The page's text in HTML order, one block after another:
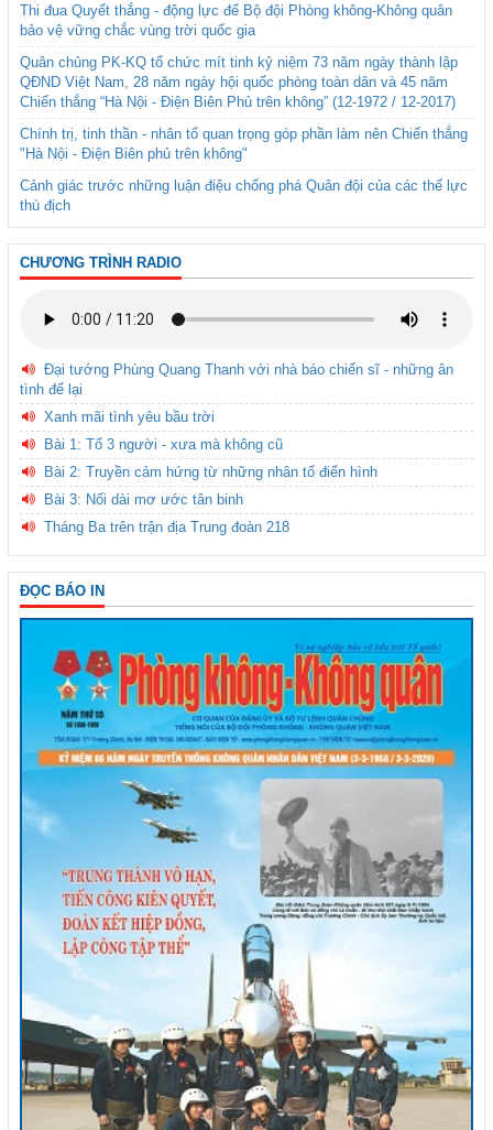
Thi đua Quyết thắng - động lực để Bộ đội Phòng không-Không quân
bảo vệ vững chắc vùng trời quốc gia
Quân chủng PK-KQ tổ chức mít tinh kỷ niệm 73 năm ngày thành lập
QĐND Việt Nam, 28 năm ngày hội quốc phòng toàn dân và 45 năm
Chiến thắng “Hà Nội - Điện Biên Phủ trên không” (12-1972 / 12-2017)
Chính trị, tinh thần - nhân tố quan trọng góp phần làm nên Chiến thắng
"Hà Nội - Điện Biên phủ trên không"
Cảnh giác trước những luận điệu chống phá Quân đội của các thế lực
thù địch
CHƯƠNG TRÌNH RADIO
Đại tướng Phùng Quang Thanh với nhà báo chiến sĩ - những ân
tình để lại
Xanh mãi tình yêu bầu trời
Bài 1: Tổ 3 người - xưa mà không cũ
Bài 2: Truyền cảm hứng từ những nhân tố điển hình
Bài 3: Nối dài mơ ước tân binh
Tháng Ba trên trận địa Trung đoàn 218
ĐỌC BÁO IN